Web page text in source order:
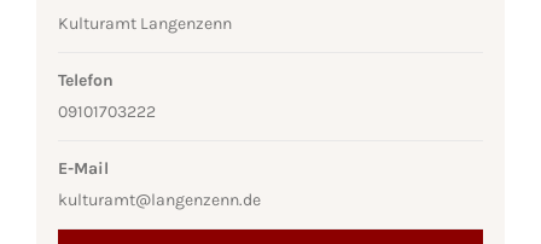
Kulturamt Langenzenn
Telefon
09101703222
E-Mail
kulturamt@langenzenn.de